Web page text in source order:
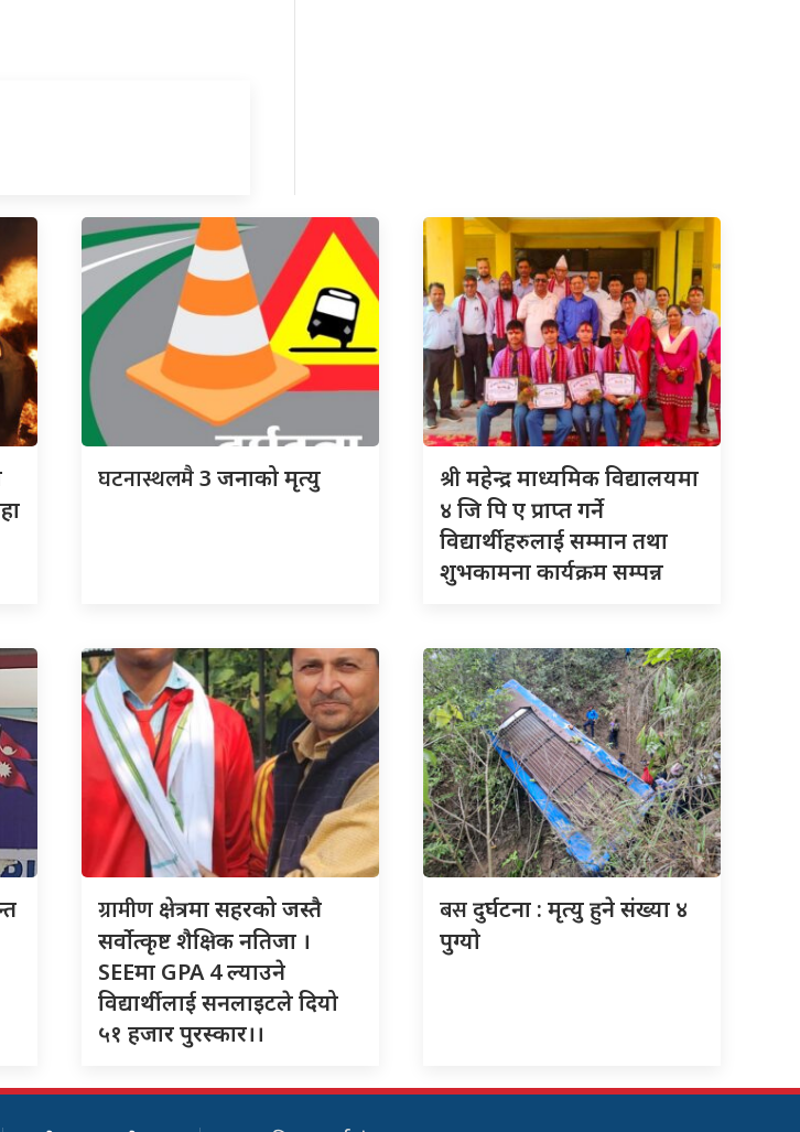
घटनास्थलमै3 जनाको मृत्यु श्रीमहेन्द्र माध्यमिक विद्यालयमा
४ जि पि ए प्राप्त गर्ने
विद्यार्थीहरुलाई सम्मान तथा
शुभकामना कार्यक्रम सम्पन्न
ग्रामीण क्षेत्रमा सहरको जस्तै
सर्वोत्कृष्ट शैक्षिक नतिजा ।
SEEमा GPA 4 ल्याउने
विद्यार्थीलाई सनलाइटले दियो
५१ हजार पुरस्कार।।
बसदुर्घटना : मृत्यु हुने संख्या ४
पुग्याे